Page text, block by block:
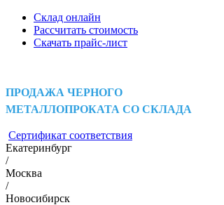
Склад онлайн
Рассчитать стоимость
Скачать прайс-лист
ПРОДАЖА ЧЕРНОГО
МЕТАЛЛОПРОКАТА СО СКЛАДА
Сертификат соответствия
Екатеринбург
/
Москва
/
Новосибирск